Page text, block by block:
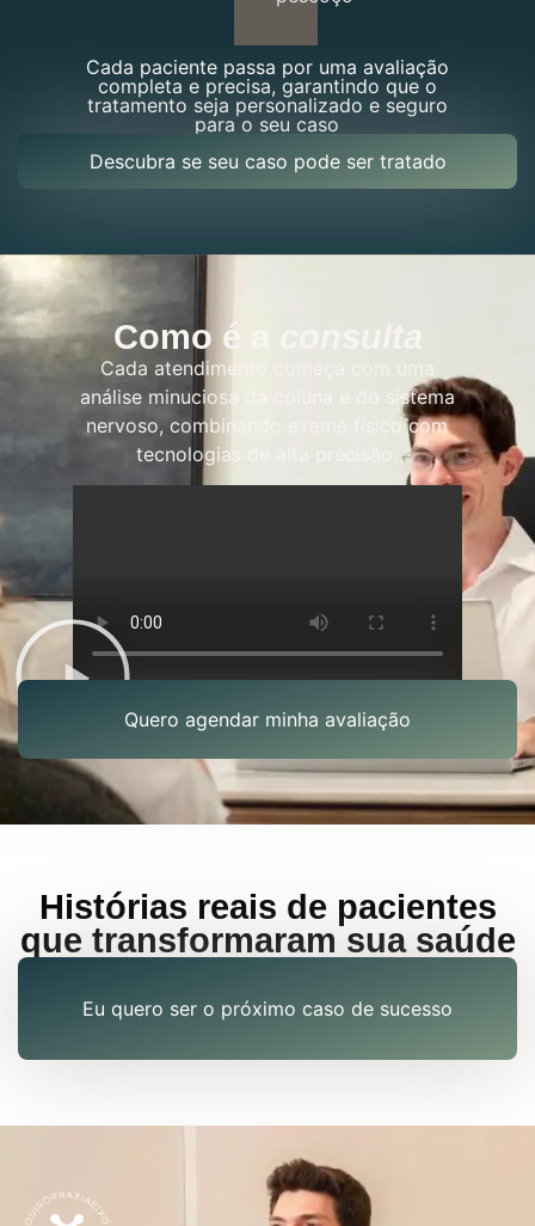
Cada paciente passa por uma avaliação
completa e precisa, garantindo que o
tratamento seja personalizado e seguro
para o seu caso
Descubra se seu caso pode ser tratado
Como é a consulta
Cada atendimento começa com uma
análise minuciosa da coluna e do sistema
nervoso, combinando exame físico com
tecnologias de alta precisão.
Quero agendar minha avaliação
Histórias reais de pacientes
que transformaram sua saúde
Eu quero ser o próximo caso de sucesso